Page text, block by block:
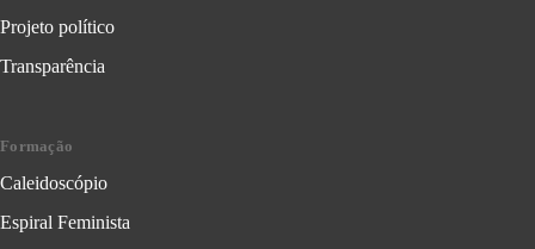
Projeto político
Transparência
Formação
Caleidoscópio
Espiral Feminista